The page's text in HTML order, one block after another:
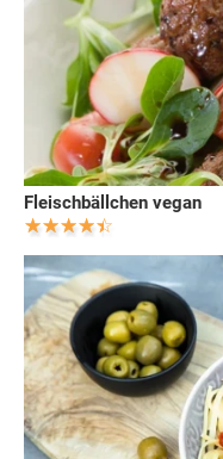
Fleischbällchen vegan